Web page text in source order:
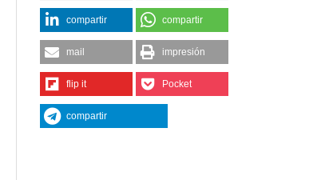
compartir compartir
mail impresión
flip it Pocket
compartir